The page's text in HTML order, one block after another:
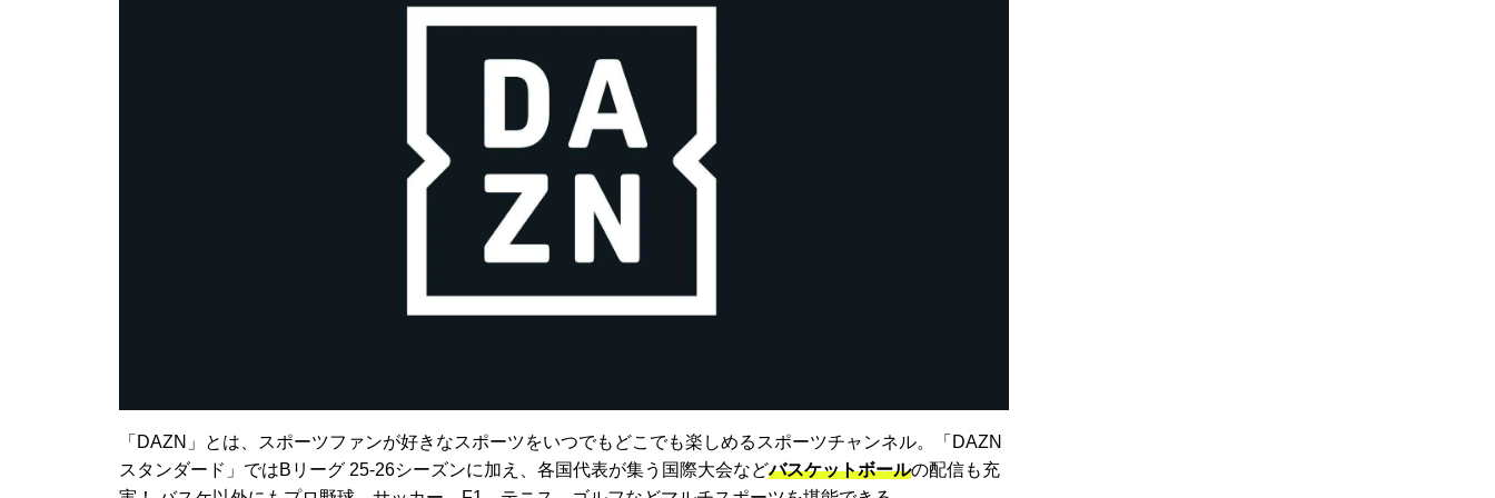
「DAZN」とは、スポーツファンが好きなスポーツをいつでもどこでも楽しめるスポーツチャンネル。「DAZN
スタンダード」ではBリーグ 25-26シーズンに加え、各国代表が集う国際大会などバスケットボールの配信も充